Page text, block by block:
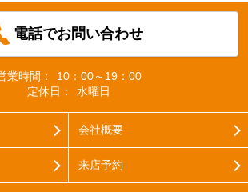
電話でお問い合わせ
業時間：
10：00～19：00
定休日：
水曜日
会社概要
来店予約